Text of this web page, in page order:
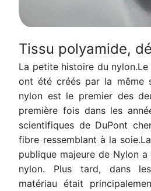
Tissu polyamide,
La petite histoire du
ont été créés par la même
nylon est le premier des
première fois dans les
scientifiques de DuPont
fibre ressemblant à la
publique majeure de Nylon
nylon. Plus tard, dans
matériau était